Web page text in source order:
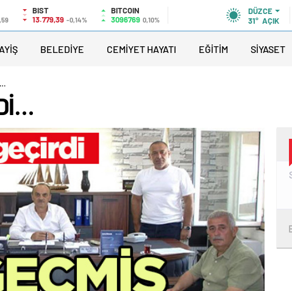
BIST
13.779,39 -0,14%
BITCOIN
3096769 0,10%
DÜZCE
31° AÇIK
BELEDİYE CEMİYET HAYATI EĞİTİM SİYASET